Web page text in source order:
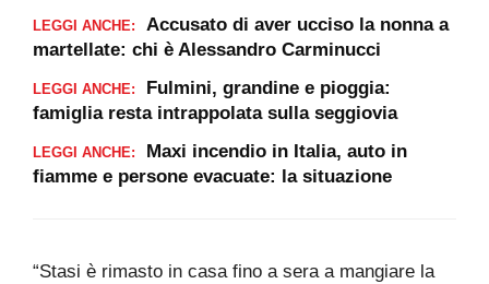
LEGGI ANCHE:
Accusato di aver ucciso la nonna a
martellate: chi è Alessandro Carminucci
LEGGI ANCHE:
Fulmini, grandine e pioggia:
famiglia resta intrappolata sulla seggiovia
LEGGI ANCHE:
Maxi incendio in Italia, auto in
fiamme e persone evacuate: la situazione
“Stasi è rimasto in casa fino a sera a mangiare la